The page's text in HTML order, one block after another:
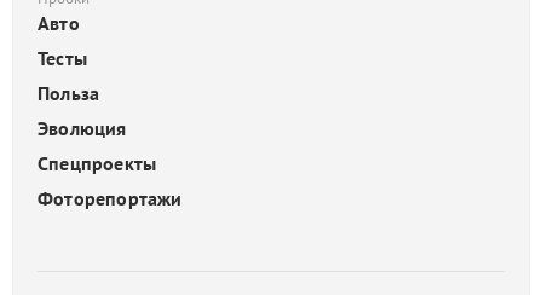
Авто
Тесты
Польза
Эволюция
Спецпроекты
Фоторепортажи